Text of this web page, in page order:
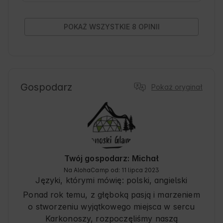
pościel u sąsiadów i zamieść podłogę… 5 minut
POKAŻ WSZYSTKIE 8 OPINII
Gospodarz Pokaż oryginał
Twój gospodarz: Michał
Na AlohaCamp od: 11 lipca 2023
Języki, którymi mówię: polski, angielski
Ponad rok temu, z głęboką pasją i marzeniem
o stworzeniu wyjątkowego miejsca w sercu
Karkonoszy, rozpoczęliśmy naszą